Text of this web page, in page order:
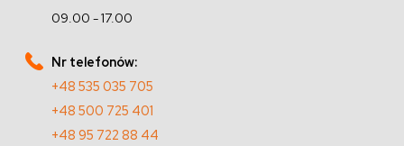
09.00 - 17.00
Nr telefonów:
+48 535 035 705
+48 500 725 401
+48 95 722 88 44